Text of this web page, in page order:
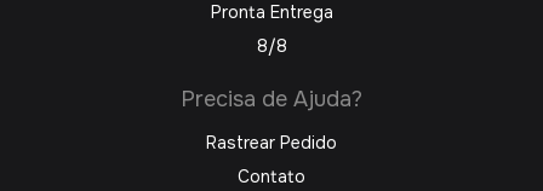
Pronta Entrega
8/8
Precisa de Ajuda?
Rastrear Pedido
Contato